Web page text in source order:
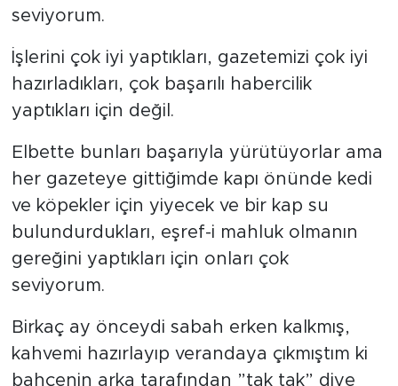
seviyorum.
İşlerini çok iyi yaptıkları, gazetemizi çok iyi
hazırladıkları, çok başarılı habercilik
yaptıkları için değil.
Elbette bunları başarıyla yürütüyorlar ama
her gazeteye gittiğimde kapı önünde kedi
ve köpekler için yiyecek ve bir kap su
bulundurdukları, eşref-i mahluk olmanın
gereğini yaptıkları için onları çok
seviyorum.
Birkaç ay önceydi sabah erken kalkmış,
kahvemi hazırlayıp verandaya çıkmıştım ki
bahçenin arka tarafından ”tak tak” diye